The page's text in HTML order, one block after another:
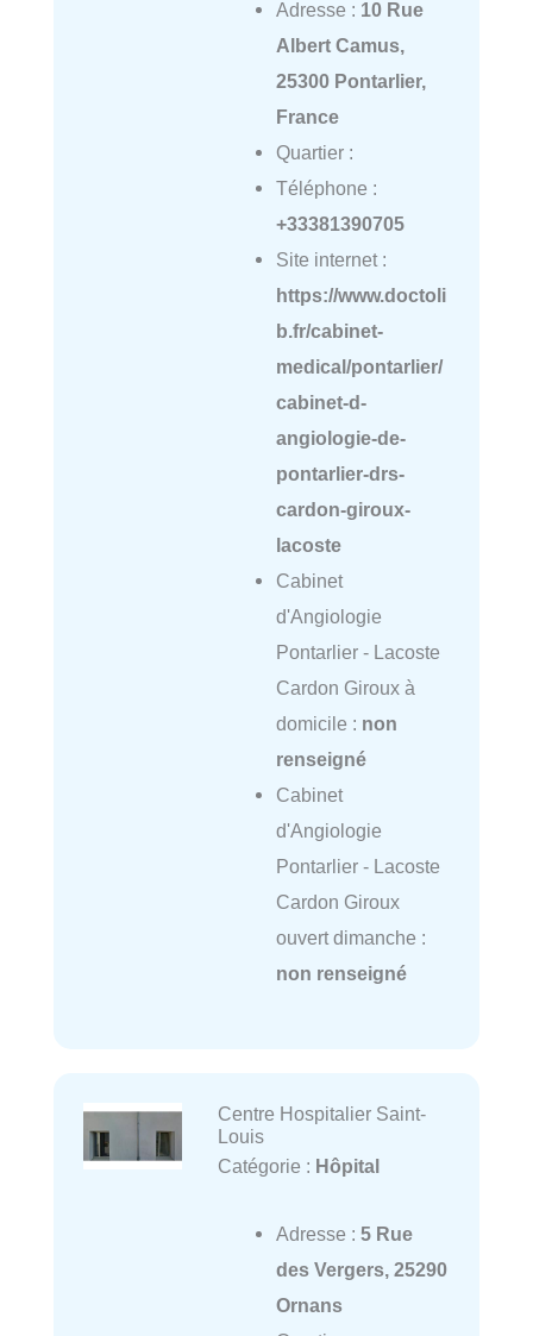
Adresse : 10 Rue
Albert Camus,
25300 Pontarlier,
France
Quartier :
Téléphone :
+33381390705
Site internet :
https://www.doctoli
b.fr/cabinet-
medical/pontarlier/
cabinet-d-
angiologie-de-
pontarlier-drs-
cardon-giroux-
lacoste
Cabinet
d'Angiologie
Pontarlier - Lacoste
Cardon Giroux à
domicile : non
renseigné
Cabinet
d'Angiologie
Pontarlier - Lacoste
Cardon Giroux
ouvert dimanche :
non renseigné
Centre Hospitalier Saint-
Louis
Catégorie : Hôpital
Adresse : 5 Rue
des Vergers, 25290
Ornans